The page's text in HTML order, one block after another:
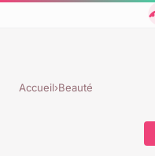
Accueil›Beauté